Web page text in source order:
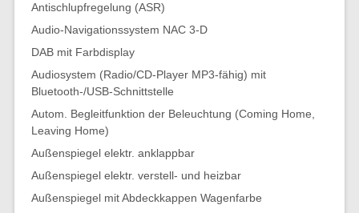
Antischlupfregelung (ASR)
Audio-Navigationssystem NAC 3-D
DAB mit Farbdisplay
Audiosystem (Radio/CD-Player MP3-fähig) mit
Bluetooth-/USB-Schnittstelle
Autom. Begleitfunktion der Beleuchtung (Coming Home,
Leaving Home)
Außenspiegel elektr. anklappbar
Außenspiegel elektr. verstell- und heizbar
Außenspiegel mit Abdeckkappen Wagenfarbe